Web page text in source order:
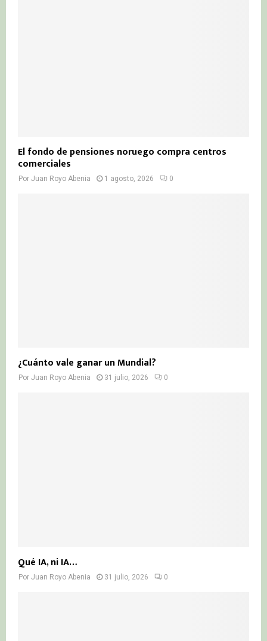
El fondo de pensiones noruego compra centros
comerciales
Por Juan Royo Abenia 1 agosto, 2026 0
¿Cuánto vale ganar un Mundial?
Por Juan Royo Abenia 31 julio, 2026 0
Qué IA, ni IA…
Por Juan Royo Abenia 31 julio, 2026 0